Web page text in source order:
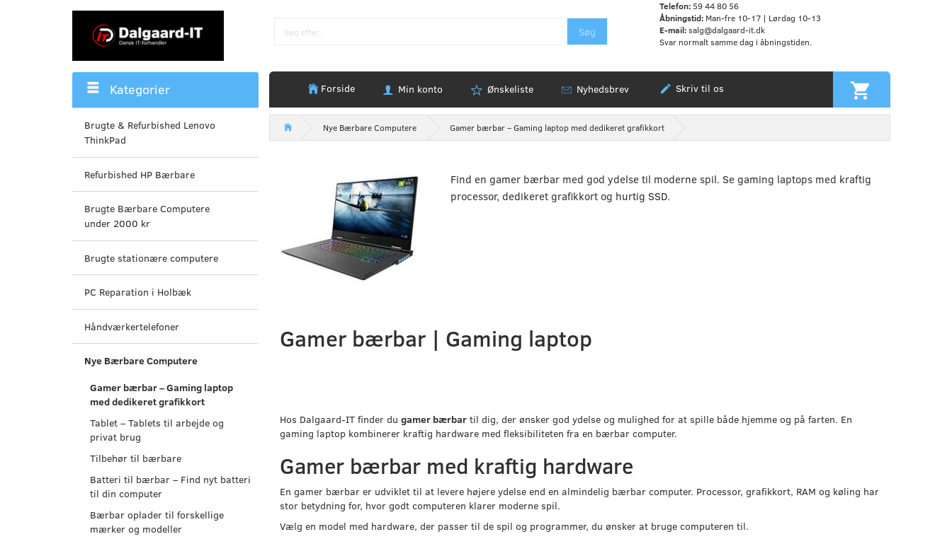
Søg
Telefon: 59 44 80 56
Åbningstid:Man-fre 10-17 | Lørdag 10-13
E-mail: salg@dalgaard-it.dk
Svar normalt samme dag i åbningstiden.
Forside Min konto Ønskeliste Nyhedsbrev Skriv til os
Kategorier
Brugte & Refurbished Lenovo
ThinkPad
Refurbished HP Bærbare
Brugte Bærbare Computere
under 2000 kr
Brugte stationære computere
PC Reparation i Holbæk
Håndværkertelefoner
Nye Bærbare Computere
Gamer bærbar – Gaming laptop
med dedikeret grafikkort
Tablet – Tablets til arbejde og
privat brug
Tilbehør til bærbare
Batteri til bærbar – Find nyt batteri
til din computer
Bærbar oplader til forskellige
mærker og modeller
Nye Bærbare Computere Gamer bærbar – Gaming laptop med dedikeret grafikkort
Find en gamer bærbar med god ydelse til moderne spil. Se gaming laptops med kraftig
processor, dedikeret grafikkort og hurtig SSD.
Gamer bærbar | Gaming laptop
Hos Dalgaard-IT finder du gamer bærbartil dig, der ønsker god ydelse og mulighed for at spille både hjemme og på farten. En
gaming laptop kombinerer kraftig hardware med fleksibiliteten fra en bærbar computer.
Gamer bærbar med kraftig hardware
En gamer bærbar er udviklet til at levere højere ydelse end en almindelig bærbar computer. Processor, grafikkort, RAM og køling har
stor betydning for, hvor godt computeren klarer moderne spil.
Vælg en model med hardware, der passer til de spil og programmer, du ønsker at bruge computeren til.